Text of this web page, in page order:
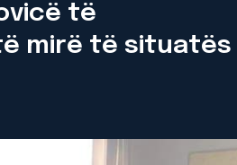
të
mirë të situatës